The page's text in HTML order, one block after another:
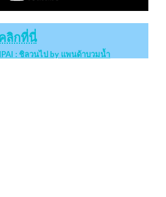
ลิกที่นี่
: ชิลวนไป by แพนด้าบวมน้ำ